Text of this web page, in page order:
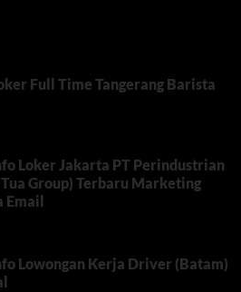
Full Time Tangerang Barista
Loker Jakarta PT Perindustrian
Group) Terbaru Marketing
Lowongan Kerja Driver (Batam)